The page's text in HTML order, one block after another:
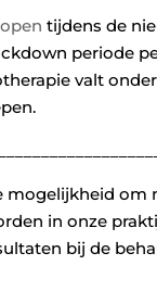
tijdens de
periode
valt
mogelijkheid om
in onze
bij de